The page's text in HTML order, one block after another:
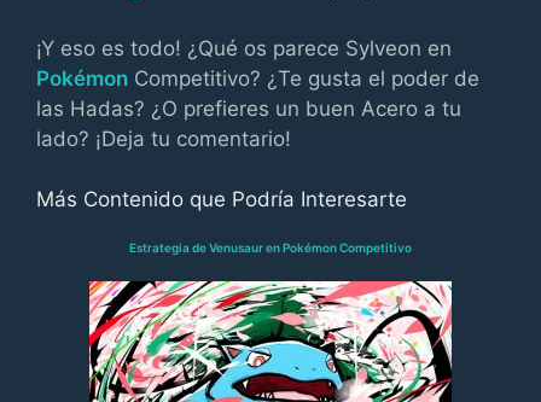
¡Y eso es todo! ¿Qué os parece Sylveon en
Pokémon Competitivo? ¿Te gusta el poder de
las Hadas? ¿O prefieres un buen Acero a tu
lado? ¡Deja tu comentario!
Más Contenido que Podría Interesarte
Estrategia de Venusaur en Pokémon Competitivo